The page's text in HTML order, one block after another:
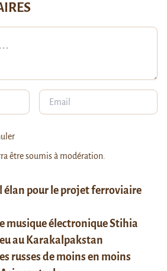
élan pour le projet ferroviaire
musique électronique Stihia
au Karakalpakstan
russes de moins en moins
être soumis à modération.